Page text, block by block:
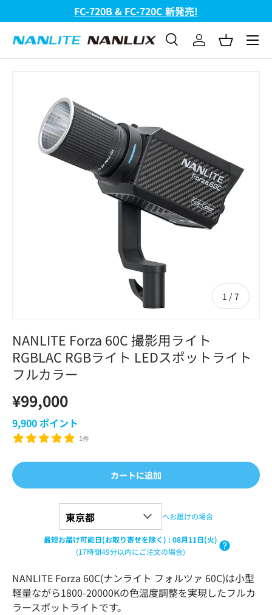
コンテンツへスキップ
FC-720B & FC-720C 新発売!
検索
検索 ログインバスケッ
メニ
1 / の
7
NANLITE Forza 60C 撮影用ライト
RGBLAC RGBライト LEDスポットライト
フルカラー
¥99,000
9,900ポイント
1件
カートに追加
へお届けの場合
最短お届け可能日(お取り寄せを除く) : 08月11日(火)
(17時間49分以内にご注文の場合)
NANLITE Forza 60C(ナンライト フォルツァ 60C)は小型
軽量ながら1800-20000Kの色温度調整を実現したフルカ
ラースポットライトです。